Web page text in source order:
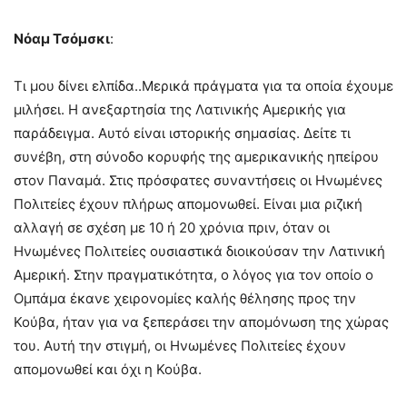
Νόαμ Τσόμσκι:
Τι μου δίνει ελπίδα..Μερικά πράγματα για τα οποία έχουμε
μιλήσει. Η ανεξαρτησία της Λατινικής Αμερικής για
παράδειγμα. Αυτό είναι ιστορικής σημασίας. Δείτε τι
συνέβη, στη σύνοδο κορυφής της αμερικανικής ηπείρου
στον Παναμά. Στις πρόσφατες συναντήσεις οι Ηνωμένες
Πολιτείες έχουν πλήρως απομονωθεί. Είναι μια ριζική
αλλαγή σε σχέση με 10 ή 20 χρόνια πριν, όταν οι
Ηνωμένες Πολιτείες ουσιαστικά διοικούσαν την Λατινική
Αμερική. Στην πραγματικότητα, ο λόγος για τον οποίο ο
Ομπάμα έκανε χειρονομίες καλής θέλησης προς την
Κούβα, ήταν για να ξεπεράσει την απομόνωση της χώρας
του. Αυτή την στιγμή, οι Ηνωμένες Πολιτείες έχουν
απομονωθεί και όχι η Κούβα.